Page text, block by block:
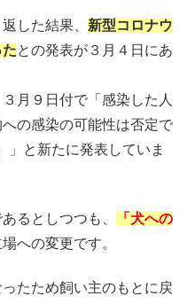
した結果、 新型コロナウ
との発表が３月４日にあ
月９日付で「感染した人
の感染の可能性は否定で
」と新たに発表していま
るとしつつも、
「犬への
への変更です。
たため飼い主のもとに戻